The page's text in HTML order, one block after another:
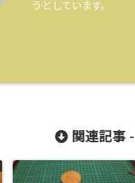
うとしています。
関連記事 -